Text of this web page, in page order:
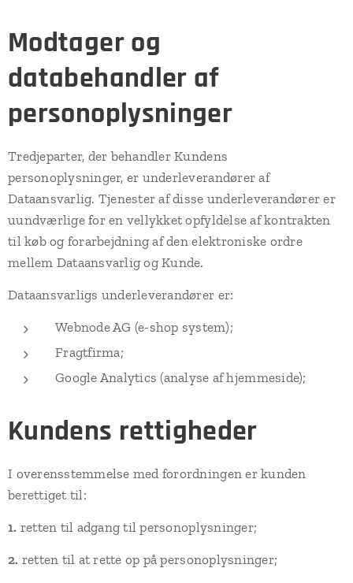
Modtager og
databehandler af
personoplysninger
Tredjeparter, der behandler Kundens
personoplysninger, er underleverandører af
Dataansvarlig. Tjenester af disse underleverandører er
uundværlige for en vellykket opfyldelse af kontrakten
til køb og forarbejdning af den elektroniske ordre
mellem Dataansvarlig og Kunde.
Dataansvarligs underleverandører er:
Webnode AG (e-shop system);
Fragtfirma;
Google Analytics (analyse af hjemmeside);
Kundens rettigheder
I overensstemmelse med forordningen er kunden
berettiget til:
1. retten til adgang til personoplysninger;
2. retten til at rette op på personoplysninger;